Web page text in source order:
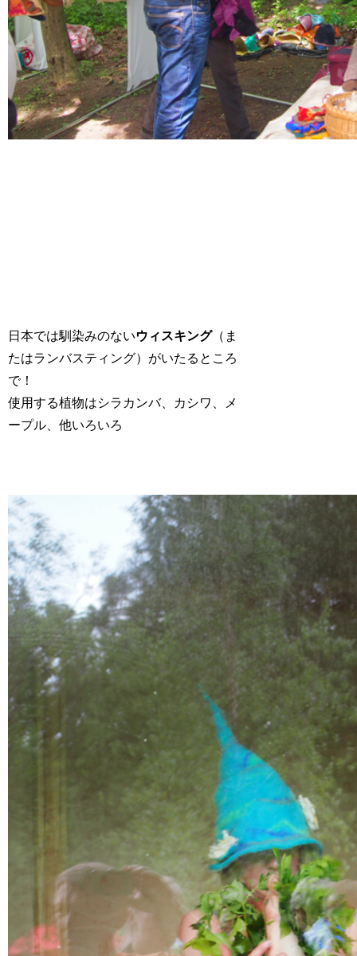
日本では馴染みのないウィスキング（ま
たはランバスティング）がいたるところ
で！
使用する植物はシラカンバ、カシワ、メ
ープル、他いろいろ